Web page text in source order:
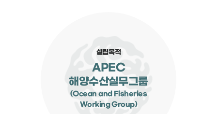
설립목적
APEC
해양수산실무그룹
(Ocean and Fisheries
Working Group)